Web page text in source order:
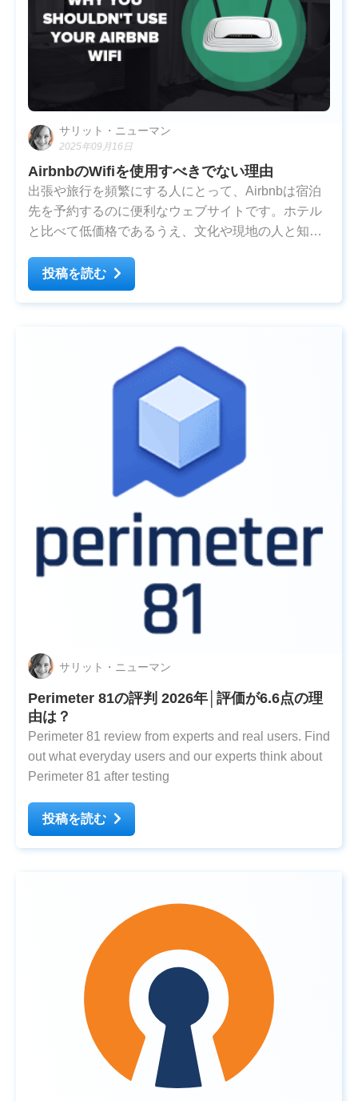
サリット・ニューマン
2025年09月16日
AirbnbのWifiを使用すべきでない理由
出張や旅行を頻繁にする人にとって、Airbnbは宿泊
先を予約するのに便利なウェブサイトです。ホテル
と比べて低価格であるうえ、文化や現地の人と知り
要不可欠なのはWifiです。到着して数分のうちに宿
泊者はWifiパスワードを与えられます。これ自体は
投稿を読む
サリット・ニューマン
Perimeter 81の評判 2026年│評価が6.6点の理
由は？
Perimeter 81 review from experts and real users. Find
out what everyday users and our experts think about
Perimeter 81 after testing
投稿を読む